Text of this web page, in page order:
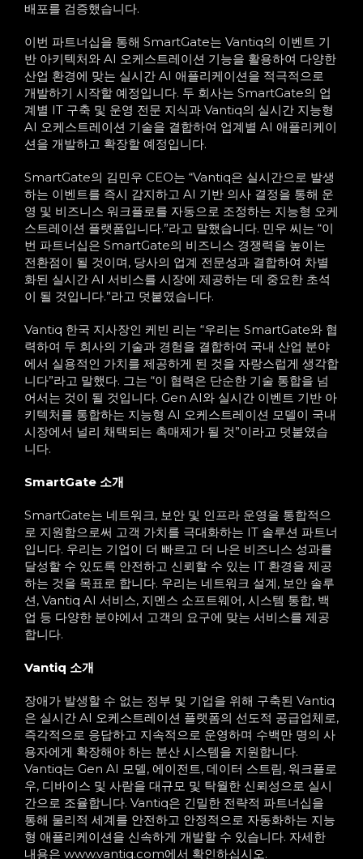
배포를 검증했습니다.
이번 파트너십을 통해 SmartGate는 Vantiq의 이벤트 기
반 아키텍처와 AI 오케스트레이션 기능을 활용하여 다양한
산업 환경에 맞는 실시간 AI 애플리케이션을 적극적으로
개발하기 시작할 예정입니다. 두 회사는 SmartGate의 업
계별 IT 구축 및 운영 전문 지식과 Vantiq의 실시간 지능형
AI 오케스트레이션 기술을 결합하여 업계별 AI 애플리케이
션을 개발하고 확장할 예정입니다.
SmartGate의 김민우 CEO는 “Vantiq은 실시간으로 발생
하는 이벤트를 즉시 감지하고 AI 기반 의사 결정을 통해 운
영 및 비즈니스 워크플로를 자동으로 조정하는 지능형 오케
스트레이션 플랫폼입니다.”라고 말했습니다. 민우 씨는 “이
번 파트너십은 SmartGate의 비즈니스 경쟁력을 높이는
전환점이 될 것이며, 당사의 업계 전문성과 결합하여 차별
화된 실시간 AI 서비스를 시장에 제공하는 데 중요한 초석
이 될 것입니다.”라고 덧붙였습니다.
Vantiq 한국 지사장인 케빈 리는 “우리는 SmartGate와 협
력하여 두 회사의 기술과 경험을 결합하여 국내 산업 분야
에서 실용적인 가치를 제공하게 된 것을 자랑스럽게 생각합
니다”라고 말했다. 그는 “이 협력은 단순한 기술 통합을 넘
어서는 것이 될 것입니다. Gen AI와 실시간 이벤트 기반 아
키텍처를 통합하는 지능형 AI 오케스트레이션 모델이 국내
시장에서 널리 채택되는 촉매제가 될 것”이라고 덧붙였습
니다.
SmartGate 소개
SmartGate는 네트워크, 보안 및 인프라 운영을 통합적으
로 지원함으로써 고객 가치를 극대화하는 IT 솔루션 파트너
입니다. 우리는 기업이 더 빠르고 더 나은 비즈니스 성과를
달성할 수 있도록 안전하고 신뢰할 수 있는 IT 환경을 제공
하는 것을 목표로 합니다. 우리는 네트워크 설계, 보안 솔루
션, Vantiq AI 서비스, 지멘스 소프트웨어, 시스템 통합, 백
업 등 다양한 분야에서 고객의 요구에 맞는 서비스를 제공
합니다.
Vantiq 소개
장애가 발생할 수 없는 정부 및 기업을 위해 구축된 Vantiq
은 실시간 AI 오케스트레이션 플랫폼의 선도적 공급업체로,
즉각적으로 응답하고 지속적으로 운영하며 수백만 명의 사
용자에게 확장해야 하는 분산 시스템을 지원합니다.
Vantiq는 Gen AI 모델, 에이전트, 데이터 스트림, 워크플로
우, 디바이스 및 사람을 대규모 및 탁월한 신뢰성으로 실시
간으로 조율합니다. Vantiq은 긴밀한 전략적 파트너십을
통해 물리적 세계를 안전하고 안정적으로 자동화하는 지능
형 애플리케이션을 신속하게 개발할 수 있습니다. 자세한
내용은 www.vantiq.com에서 확인하십시오.